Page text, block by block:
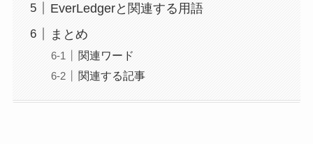
EverLedgerと関連する用語
まとめ
関連ワード
関連する記事